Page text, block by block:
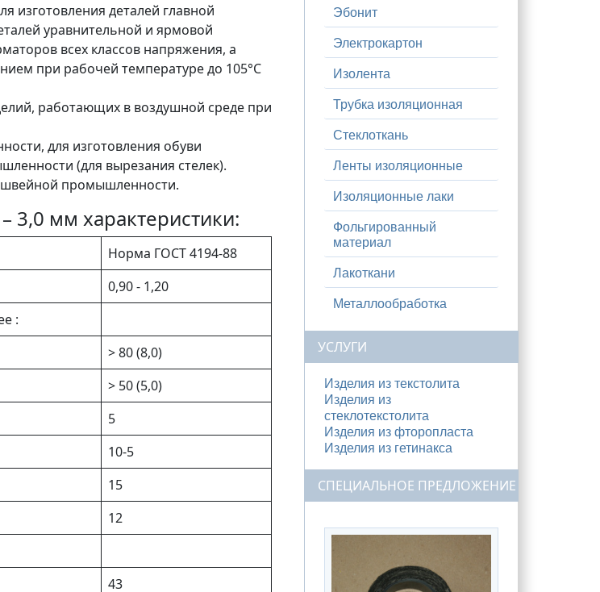
изготовления деталей главной
уравнительной и ярмовой
всех классов напряжения, а
при рабочей температуре до 105°С
работающих в воздушной среде при
для изготовления обуви
(для вырезания стелек).
швейной промышленности.
3,0 мм характеристики:
Норма ГОСТ 4194-88
0,90 - 1,20
:
> 80 (8,0)
> 50 (5,0)
5
10-5
15
12
43
Эбонит
Электрокартон
Изолента
Трубка изоляционная
Стеклоткань
Ленты изоляционные
Изоляционные лаки
Фольгированный
материал
Лакоткани
Металлообработка
УСЛУГИ
Изделия из текстолита
Изделия из
стеклотекстолита
Изделия из фторопласта
Изделия из гетинакса
СПЕЦИАЛЬНОЕ ПРЕДЛОЖЕНИЕ